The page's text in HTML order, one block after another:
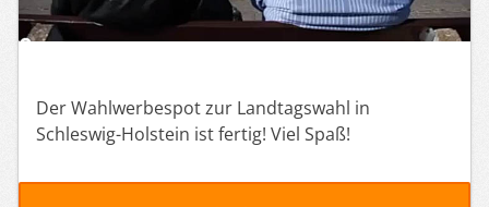
Der Wahlwerbespot zur Landtagswahl in
Schleswig-Holstein ist fertig! Viel Spaß!